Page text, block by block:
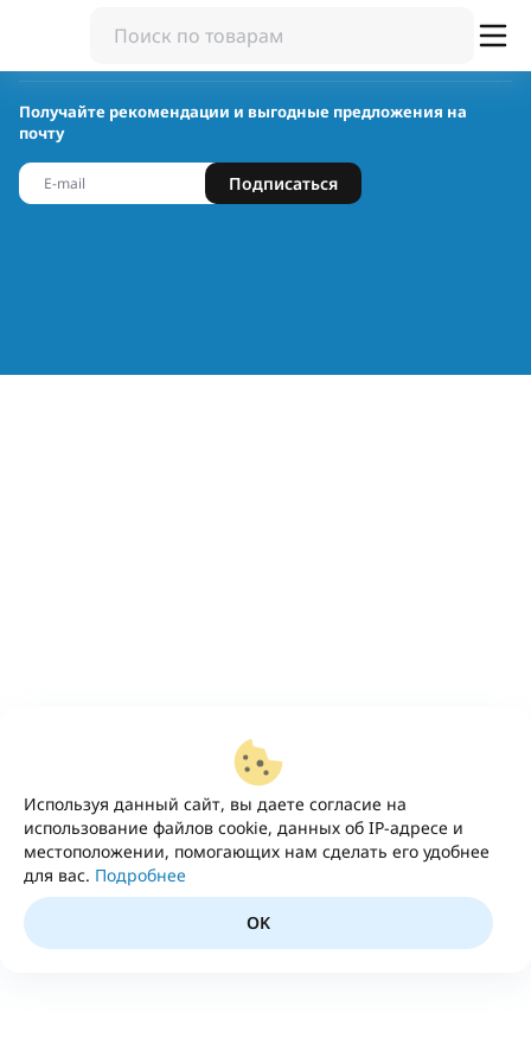
Используя данный сайт, вы даете согласие на
использование файлов cookie, данных об IP-адресе и
местоположении, помогающих нам сделать его удобнее
для вас. Подробнее
OK
Получайте рекомендации и выгодные предложения на
почту
Подписаться